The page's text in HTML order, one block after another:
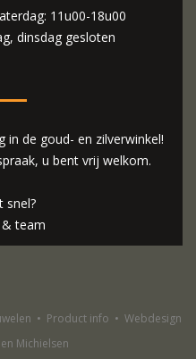
11u00-18u00
dinsdag gesloten
in de goud- en zilverwinkel!
u bent vrij welkom.
snel?
team
• Product info • Webdesign
Michielsen